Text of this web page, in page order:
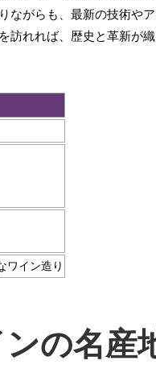
がらも、最新の技術や
訪れれば、歴史と革新が
ワイン造り
の名産